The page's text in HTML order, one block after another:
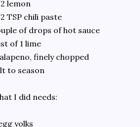
lemon
TSP chili paste
of drops of hot sauce
of 1 lime
finely chopped
to season
I did needs:
yolks